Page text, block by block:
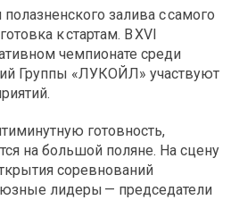
полазненского залива с самого
к стартам. В XVI
чемпионате среди
Группы «ЛУКОЙЛ» участвуют
готовность,
на большой поляне. На сцену
соревнований
лидеры — председатели